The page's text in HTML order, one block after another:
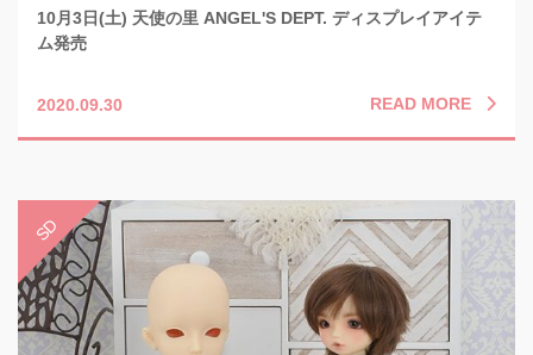
10月3日(土) 天使の里 ANGEL'S DEPT. ディスプレイアイテ
ム発売
2020.09.30 READ MORE